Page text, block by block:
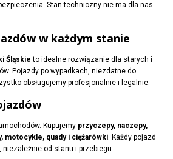
Stan techniczny nie ma dla nas
w każdym stanie
Śląskie to idealne rozwiązanie dla starych i
Pojazdy po wypadkach, niezdatne do
obsługujemy profesjonalnie i legalnie.
Kupujemy przyczepy, naczepy,
motocykle, quady i ciężarówki. Każdy pojazd
od stanu i przebiegu.